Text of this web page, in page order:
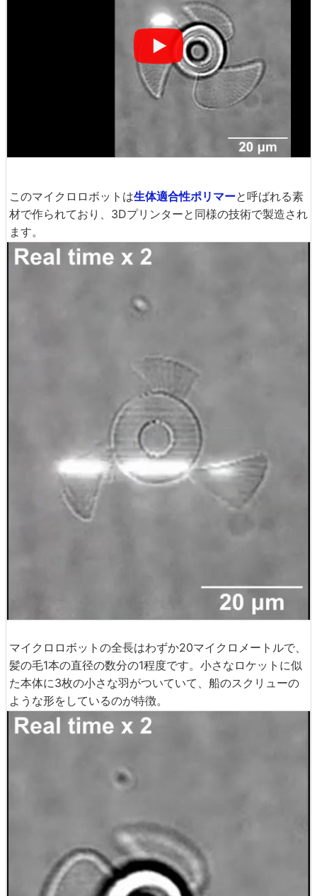
このマイクロロボットは生体適合性ポリマーと呼ばれる素
材で作られており、3Dプリンターと同様の技術で製造され
ます。
マイクロロボットの全長はわずか20マイクロメートルで、
髪の毛1本の直径の数分の1程度です。小さなロケットに似
た本体に3枚の小さな羽がついていて、船のスクリューの
ような形をしているのが特徴。